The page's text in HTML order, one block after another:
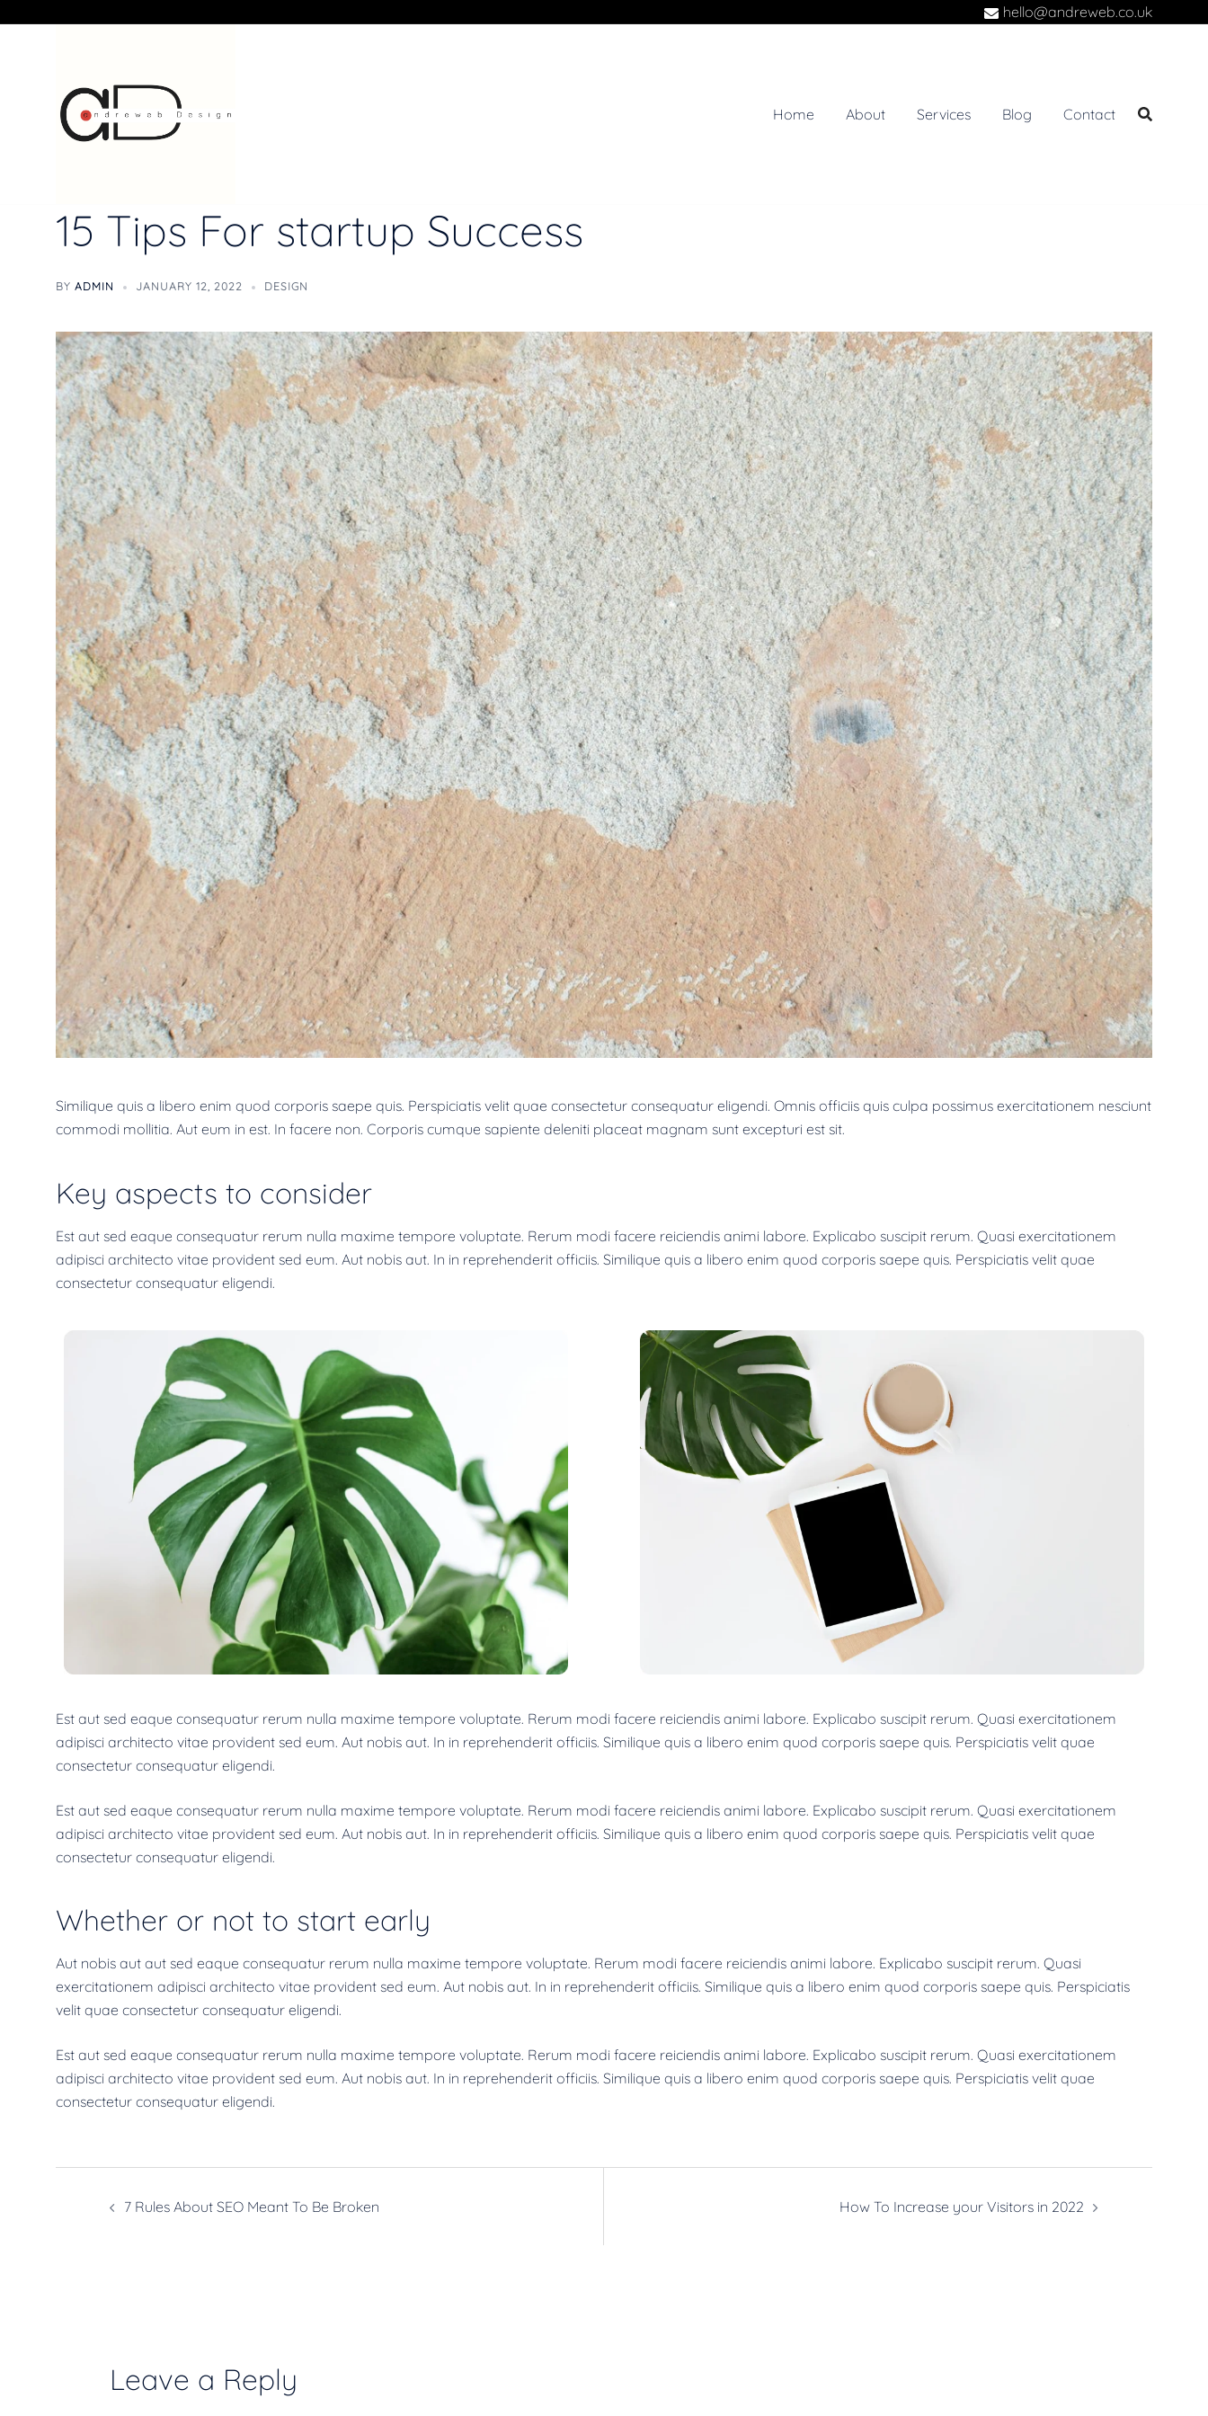
hello@andreweb.co.uk
Home About Services Blog Contact
15 Tips For startup Success
BY ADMIN JANUARY 12, 2022 DESIGN
Similique quis a libero enim quod corporis saepe quis. Perspiciatis velit quae consectetur consequatur eligendi. Omnis officiis quis culpa possimus exercitationem nesciunt
commodi mollitia. Aut eum in est. In facere non. Corporis cumque sapiente deleniti placeat magnam sunt excepturi est sit.
Key aspects to consider
Est aut sed eaque consequatur rerum nulla maxime tempore voluptate. Rerum modi facere reiciendis animi labore. Explicabo suscipit rerum. Quasi exercitationem
adipisci architecto vitae provident sed eum. Aut nobis aut. In in reprehenderit officiis. Similique quis a libero enim quod corporis saepe quis. Perspiciatis velit quae
consectetur consequatur eligendi.
Est aut sed eaque consequatur rerum nulla maxime tempore voluptate. Rerum modi facere reiciendis animi labore. Explicabo suscipit rerum. Quasi exercitationem
adipisci architecto vitae provident sed eum. Aut nobis aut. In in reprehenderit officiis. Similique quis a libero enim quod corporis saepe quis. Perspiciatis velit quae
consectetur consequatur eligendi.
Est aut sed eaque consequatur rerum nulla maxime tempore voluptate. Rerum modi facere reiciendis animi labore. Explicabo suscipit rerum. Quasi exercitationem
adipisci architecto vitae provident sed eum. Aut nobis aut. In in reprehenderit officiis. Similique quis a libero enim quod corporis saepe quis. Perspiciatis velit quae
consectetur consequatur eligendi.
Whether or not to start early
Aut nobis aut aut sed eaque consequatur rerum nulla maxime tempore voluptate. Rerum modi facere reiciendis animi labore. Explicabo suscipit rerum. Quasi
exercitationem adipisci architecto vitae provident sed eum. Aut nobis aut. In in reprehenderit officiis. Similique quis a libero enim quod corporis saepe quis. Perspiciatis
velit quae consectetur consequatur eligendi.
Est aut sed eaque consequatur rerum nulla maxime tempore voluptate. Rerum modi facere reiciendis animi labore. Explicabo suscipit rerum. Quasi exercitationem
adipisci architecto vitae provident sed eum. Aut nobis aut. In in reprehenderit officiis. Similique quis a libero enim quod corporis saepe quis. Perspiciatis velit quae
consectetur consequatur eligendi.
7 Rules About SEO Meant To Be Broken How To Increase your Visitors in 2022
Leave a Reply